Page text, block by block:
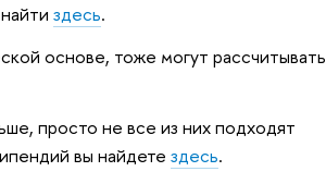
здесь.
основе, тоже могут рассчитывать
просто не все из них подходят
вы найдете здесь.